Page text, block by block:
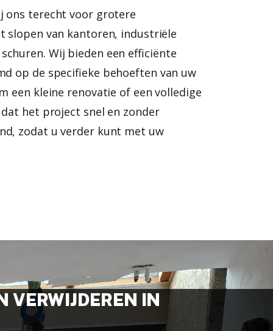
ons terecht voor grotere
slopen van kantoren, industriële
Wij bieden een efficiënte
op de specifieke behoeften van uw
een kleine renovatie of een volledige
het project snel en zonder
zodat u verder kunt met uw
VERWIJDEREN IN